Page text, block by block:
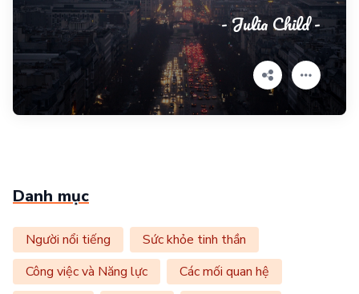
- Julia Child -
Danh mục
Người nổi tiếng
Sức khỏe tinh thần
Công việc và Năng lực
Các mối quan hệ